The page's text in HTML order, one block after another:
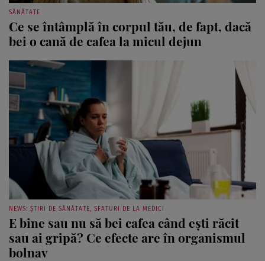
SĂNĂTATE
Ce se întâmplă în corpul tău, de fapt, dacă
bei o cană de cafea la micul dejun
NEWS: ȘTIRI DE SĂNĂTATE, SFATURI DE LA MEDICI
E bine sau nu să bei cafea când ești răcit
sau ai gripă? Ce efecte are în organismul
bolnav